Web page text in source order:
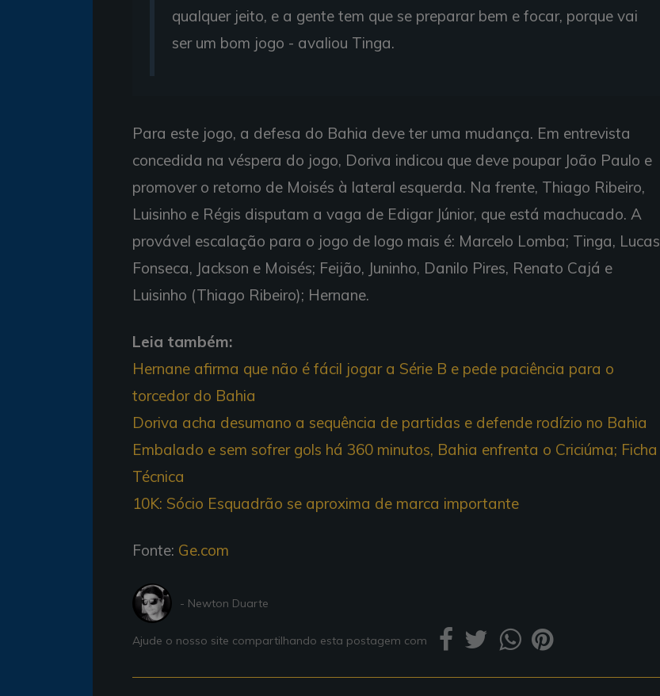
qualquer jeito, e a gente tem que se preparar bem e focar, porque vai
ser um bom jogo - avaliou Tinga.
Para este jogo, a defesa do Bahia deve ter uma mudança. Em entrevista
concedida na véspera do jogo, Doriva indicou que deve poupar João Paulo e
promover o retorno de Moisés à lateral esquerda. Na frente, Thiago Ribeiro,
Luisinho e Régis disputam a vaga de Edigar Júnior, que está machucado. A
provável escalação para o jogo de logo mais é: Marcelo Lomba; Tinga, Lucas
Fonseca, Jackson e Moisés; Feijão, Juninho, Danilo Pires, Renato Cajá e
Luisinho (Thiago Ribeiro); Hernane.
Leia também:
Hernane afirma que não é fácil jogar a Série B e pede paciência para o
torcedor do Bahia
Doriva acha desumano a sequência de partidas e defende rodízio no Bahia
Embalado e sem sofrer gols há 360 minutos, Bahia enfrenta o Criciúma; Ficha
Técnica
10K: Sócio Esquadrão se aproxima de marca importante
Fonte: Ge.com
- Newton Duarte
Ajude o nosso site compartilhando esta postagem com